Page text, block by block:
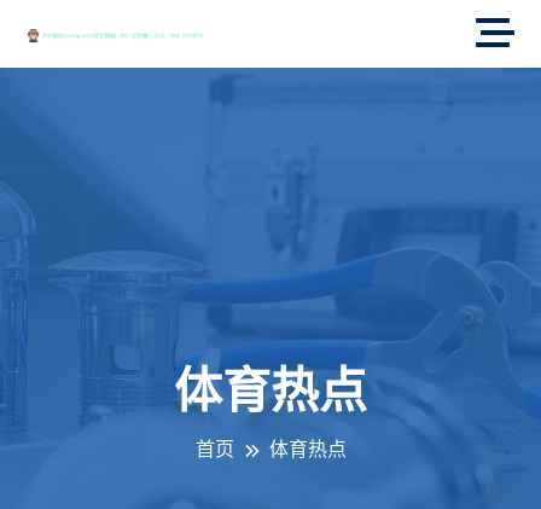
体育热点
首页 体育热点